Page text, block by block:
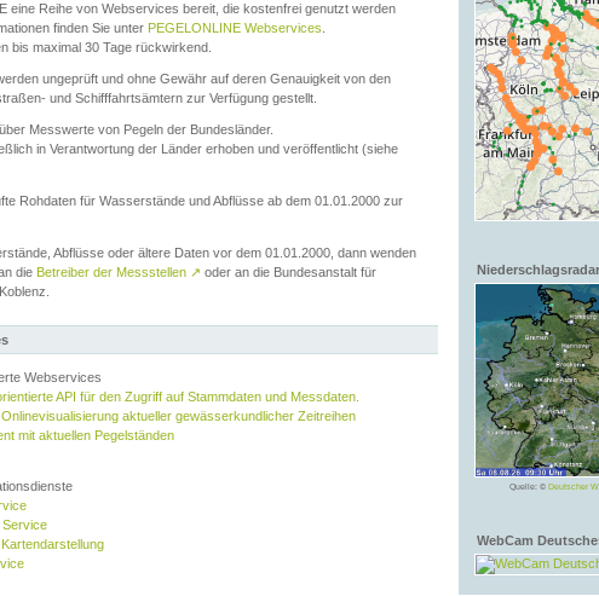
Niederschlagsradar
Quelle: © Deutscher
WebCam
eine Reihe von Webservices bereit, die kostenfrei genutzt werden
finden Sie unter PEGELONLINE Webservices
bis maximal 30 Tage rückwirkend.
ungeprüft und ohne Gewähr auf deren Genauigkeit von den
und Schifffahrtsämtern zur Verfügung gestellt.
Messwerte von Pegeln der Bundesländer.
in Verantwortung der Länder erhoben und veröffentlicht (siehe
Rohdaten für Wasserstände und Abflüsse ab dem 01.01.2000 zur
Abflüsse oder ältere Daten vor dem 01.01.2000, dann wenden
die Betreiber der Messstellen ↗ oder an die Bundesanstalt für
Webservices
API für den Zugriff auf Stammdaten und Messdaten.
aktueller gewässerkundlicher Zeitreihen
mit aktuellen Pegelständen
Service